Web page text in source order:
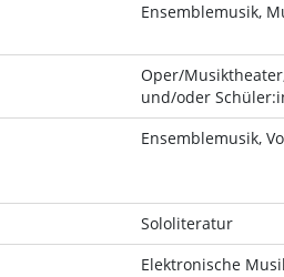
Ensemblemusik,
Oper/
und/oder
Ensemblemusik,
Sololiteratur
Elektronische